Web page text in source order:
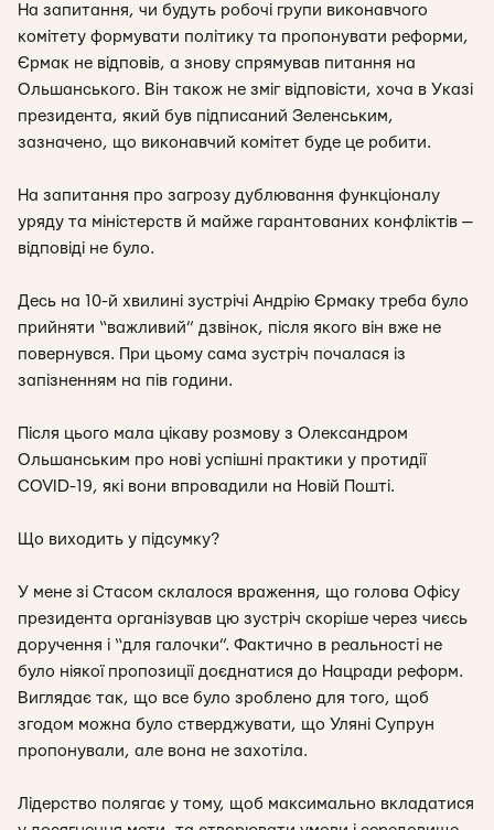
На запитання, чи будуть робочі групи виконавчого
комітету формувати політику та пропонувати реформи,
Єрмак не відповів, а знову спрямував питання на
Ольшанського. Він також не зміг відповісти, хоча в Указі
президента, який був підписаний Зеленським,
зазначено, що виконавчий комітет буде це робити.
На запитання про загрозу дублювання функціоналу
уряду та міністерств й майже гарантованих конфліктів —
відповіді не було.
Десь на 10-й хвилині зустрічі Андрію Єрмаку треба було
прийняти “важливий” дзвінок, після якого він вже не
повернувся. При цьому сама зустріч почалася із
запізненням на пів години.
Після цього мала цікаву розмову з Олександром
Ольшанським про нові успішні практики у протидії
COVID-19, які вони впровадили на Новій Пошті.
Що виходить у підсумку?
У мене зі Стасом склалося враження, що голова Офісу
президента організував цю зустріч скоріше через чиєсь
доручення і “для галочки”. Фактично в реальності не
було ніякої пропозиції доєднатися до Нацради реформ.
Виглядає так, що все було зроблено для того, щоб
згодом можна було стверджувати, що Уляні Супрун
пропонували, але вона не захотіла.
Лідерство полягає у тому, щоб максимально вкладатися